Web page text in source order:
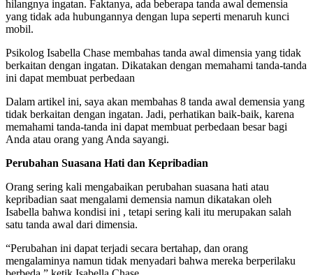
hilangnya ingatan. Faktanya, ada beberapa tanda awal demensia
yang tidak ada hubungannya dengan lupa seperti menaruh kunci
mobil.
Psikolog Isabella Chase membahas tanda awal dimensia yang tidak
berkaitan dengan ingatan. Dikatakan dengan memahami tanda-tanda
ini dapat membuat perbedaan
Dalam artikel ini, saya akan membahas 8 tanda awal demensia yang
tidak berkaitan dengan ingatan. Jadi, perhatikan baik-baik, karena
memahami tanda-tanda ini dapat membuat perbedaan besar bagi
Anda atau orang yang Anda sayangi.
Perubahan Suasana Hati dan Kepribadian
Orang sering kali mengabaikan perubahan suasana hati atau
kepribadian saat mengalami demensia namun dikatakan oleh
Isabella bahwa kondisi ini , tetapi sering kali itu merupakan salah
satu tanda awal dari dimensia.
“Perubahan ini dapat terjadi secara bertahap, dan orang
mengalaminya namun tidak menyadari bahwa mereka berperilaku